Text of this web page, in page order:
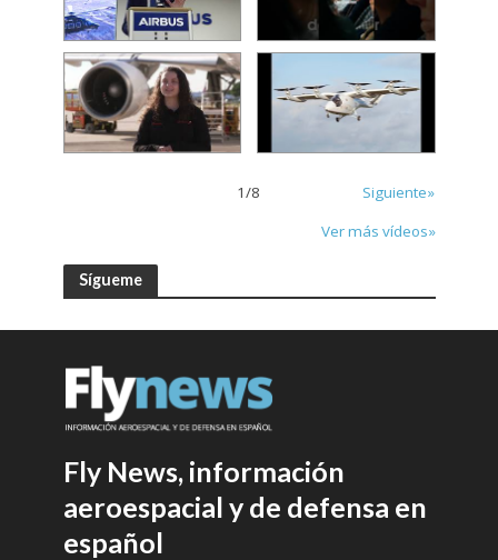
1/8
Siguiente»
Ver más vídeos»
Sígueme
Fly News, información
aeroespacial y de defensa en
español